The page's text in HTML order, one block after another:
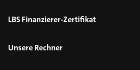
LBS Finanzierer-Zertifikat
Unsere Rechner